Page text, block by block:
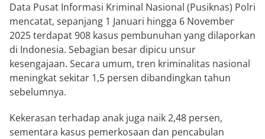
Data Pusat Informasi Kriminal Nasional (Pusiknas) Polri
mencatat, sepanjang 1 Januari hingga 6 November
2025 terdapat 908 kasus pembunuhan yang dilaporkan
di Indonesia. Sebagian besar dipicu unsur
kesengajaan. Secara umum, tren kriminalitas nasional
meningkat sekitar 1,5 persen dibandingkan tahun
sebelumnya.
Kekerasan terhadap anak juga naik 2,48 persen,
sementara kasus pemerkosaan dan pencabulan